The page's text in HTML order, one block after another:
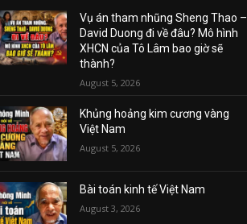
Vụ án tham nhũng Sheng Thao –
David Duong đi về đâu? Mô hình
XHCN của Tô Lâm bao giờ sẽ
thành?
August 5, 2026
Khủng hoảng kim cương vàng
Việt Nam
August 5, 2026
Bài toán kinh tế Việt Nam
August 3, 2026